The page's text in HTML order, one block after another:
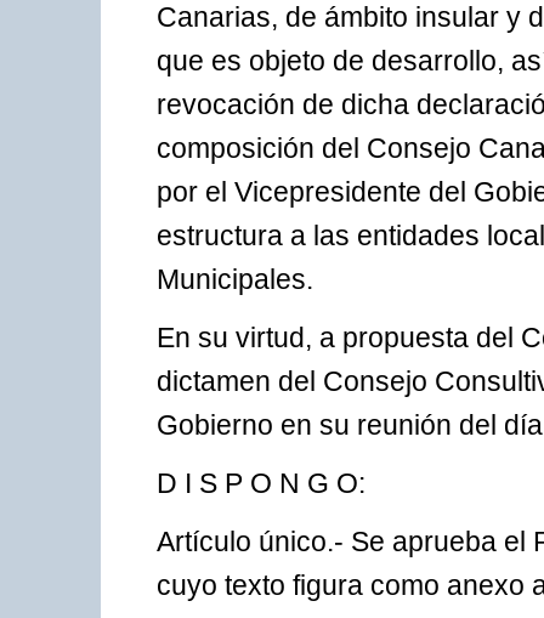
Canarias, de ámbito insular y
que es objeto de desarrollo,
revocación de dicha
composición del Consejo
por el Vicepresidente del
estructura a las entidades
Municipales.
En su virtud, a propuesta del
dictamen del Consejo
Gobierno en su reunión del
D I S P O N G O:
Artículo único.- Se aprueba el
cuyo texto figura como anexo